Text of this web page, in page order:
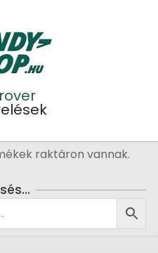
raktáron vannak.